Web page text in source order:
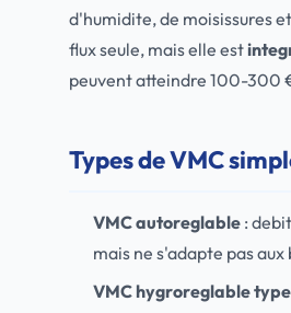
d'humidite, de moisissures
flux seule, mais elle est
peuvent atteindre 100-300
Types de VMC
VMC autoreglable :
mais ne s'adapte pas
VMC hygroreglable